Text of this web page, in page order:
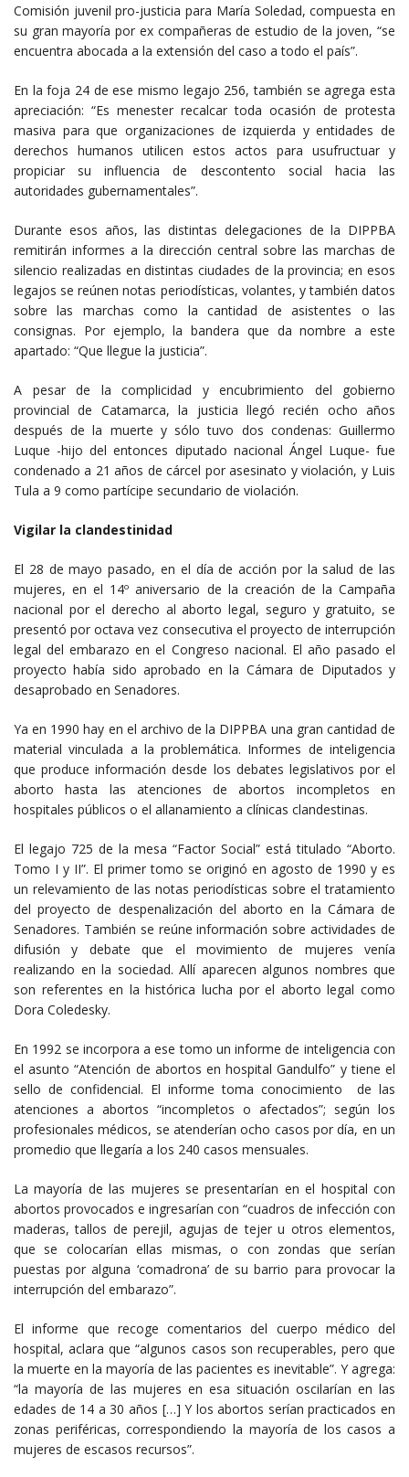
Comisión juvenil pro-justicia para María Soledad, compuesta en
su gran mayoría por ex compañeras de estudio de la joven, “se
encuentra abocada a la extensión del caso a todo el país”.
En la foja 24 de ese mismo legajo 256, también se agrega esta
apreciación: “Es menester recalcar toda ocasión de protesta
masiva para que organizaciones de izquierda y entidades de
derechos humanos utilicen estos actos para usufructuar y
propiciar su influencia de descontento social hacia las
autoridades gubernamentales”.
Durante esos años, las distintas delegaciones de la DIPPBA
remitirán informes a la dirección central sobre las marchas de
silencio realizadas en distintas ciudades de la provincia; en esos
legajos se reúnen notas periodísticas, volantes, y también datos
sobre las marchas como la cantidad de asistentes o las
consignas. Por ejemplo, la bandera que da nombre a este
apartado: “Que llegue la justicia”.
A pesar de la complicidad y encubrimiento del gobierno
provincial de Catamarca, la justicia llegó recién ocho años
después de la muerte y sólo tuvo dos condenas: Guillermo
Luque -hijo del entonces diputado nacional Ángel Luque- fue
condenado a 21 años de cárcel por asesinato y violación, y Luis
Tula a 9 como partícipe secundario de violación.
Vigilar la clandestinidad
El 28 de mayo pasado, en el día de acción por la salud de las
mujeres, en el 14º aniversario de la creación de la Campaña
nacional por el derecho al aborto legal, seguro y gratuito, se
presentó por octava vez consecutiva el proyecto de interrupción
legal del embarazo en el Congreso nacional. El año pasado el
proyecto había sido aprobado en la Cámara de Diputados y
desaprobado en Senadores.
Ya en 1990 hay en el archivo de la DIPPBA una gran cantidad de
material vinculada a la problemática. Informes de inteligencia
que produce información desde los debates legislativos por el
aborto hasta las atenciones de abortos incompletos en
hospitales públicos o el allanamiento a clínicas clandestinas.
El legajo 725 de la mesa “Factor Social” está titulado “Aborto.
Tomo I y II”. El primer tomo se originó en agosto de 1990 y es
un relevamiento de las notas periodísticas sobre el tratamiento
del proyecto de despenalización del aborto en la Cámara de
Senadores. También se reúne información sobre actividades de
difusión y debate que el movimiento de mujeres venía
realizando en la sociedad. Allí aparecen algunos nombres que
son referentes en la histórica lucha por el aborto legal como
Dora Coledesky.
En 1992 se incorpora a ese tomo un informe de inteligencia con
el asunto “Atención de abortos en hospital Gandulfo” y tiene el
sello de confidencial. El informe toma conocimiento de las
atenciones a abortos “incompletos o afectados”; según los
profesionales médicos, se atenderían ocho casos por día, en un
promedio que llegaría a los 240 casos mensuales.
La mayoría de las mujeres se presentarían en el hospital con
abortos provocados e ingresarían con “cuadros de infección con
maderas, tallos de perejil, agujas de tejer u otros elementos,
que se colocarían ellas mismas, o con zondas que serían
puestas por alguna ‘comadrona’ de su barrio para provocar la
interrupción del embarazo”.
El informe que recoge comentarios del cuerpo médico del
hospital, aclara que “algunos casos son recuperables, pero que
la muerte en la mayoría de las pacientes es inevitable”. Y agrega:
“la mayoría de las mujeres en esa situación oscilarían en las
edades de 14 a 30 años […] Y los abortos serían practicados en
zonas periféricas, correspondiendo la mayoría de los casos a
mujeres de escasos recursos”.